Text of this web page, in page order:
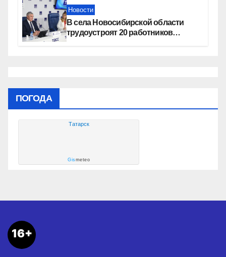
Новости
В села Новосибирской области
трудоустроят 20 работников
ПОГОДА
Татарск
Gismeteo
16+